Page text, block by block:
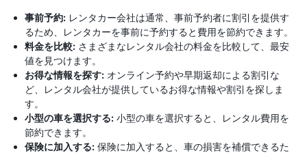
事前予約: レンタカー会社は通常、事前予約者に割引を提供す
るため、レンタカーを事前に予約すると費用を節約できます。
料金を比較: さまざまなレンタル会社の料金を比較して、最安
値を見つけます。
お得な情報を探す: オンライン予約や早期返却による割引な
ど、レンタル会社が提供しているお得な情報や割引を探しま
す。
小型の車を選択する: 小型の車を選択すると、レンタル費用を
節約できます。
保険に加入する: 保険に加入すると、車の損害を補償できるた